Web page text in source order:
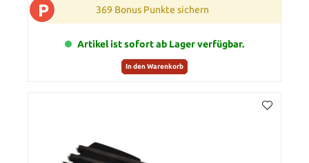
P 369 Bonus Punkte sichern
Artikel ist sofort ab Lager verfügbar.
In den Warenkorb